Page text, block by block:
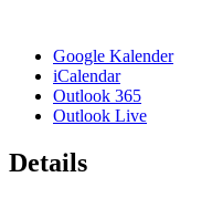
Google Kalender
iCalendar
Outlook 365
Outlook Live
Details